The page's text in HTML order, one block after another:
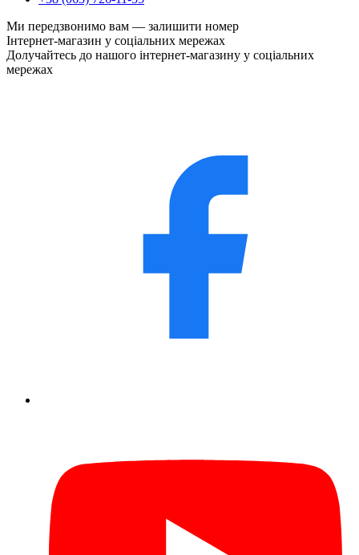
Ми передзвонимо вам — залишити номер
Інтернет-магазин у соціальних мережах
Долучайтесь до нашого інтернет-магазину у соціальних
мережах